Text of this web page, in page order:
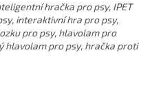
hračka pro psy, IPET
interaktivní hra pro psy,
pro psy, hlavolam pro
hlavolam pro psy, hračka proti